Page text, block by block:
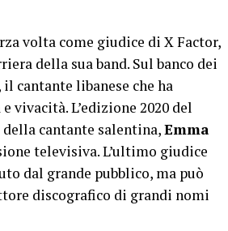
volta come giudice di X Factor,
della sua band. Sul banco dei
il cantante libanese che ha
vivacità. L’edizione 2020 del
cantante salentina,Emma
televisiva. L’ultimo giudice
dal grande pubblico, ma può
discografico di grandi nomi